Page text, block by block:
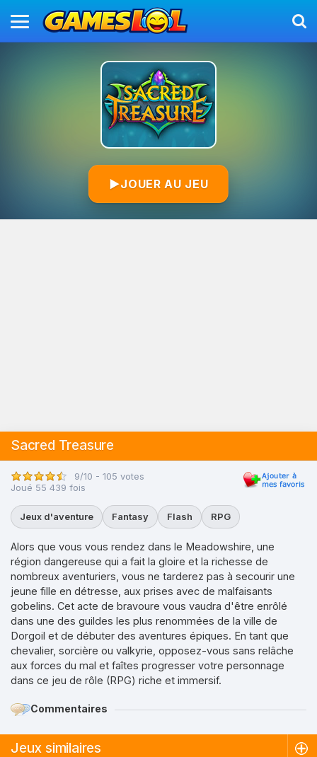
▶JOUER AU JEU
Sacred Treasure
9/10 - 105 votes
Joué 55 439 fois
Jeux d'aventure Fantasy Flash RPG
Alors que vous vous rendez dans le Meadowshire, une
région dangereuse qui a fait la gloire et la richesse de
nombreux aventuriers, vous ne tarderez pas à secourir une
jeune fille en détresse, aux prises avec de malfaisants
gobelins. Cet acte de bravoure vous vaudra d'être enrôlé
dans une des guildes les plus renommées de la ville de
Dorgoil et de débuter des aventures épiques. En tant que
chevalier, sorcière ou valkyrie, opposez-vous sans relâche
aux forces du mal et faîtes progresser votre personnage
dans ce jeu de rôle (RPG) riche et immersif.
Commentaires
Jeux similaires